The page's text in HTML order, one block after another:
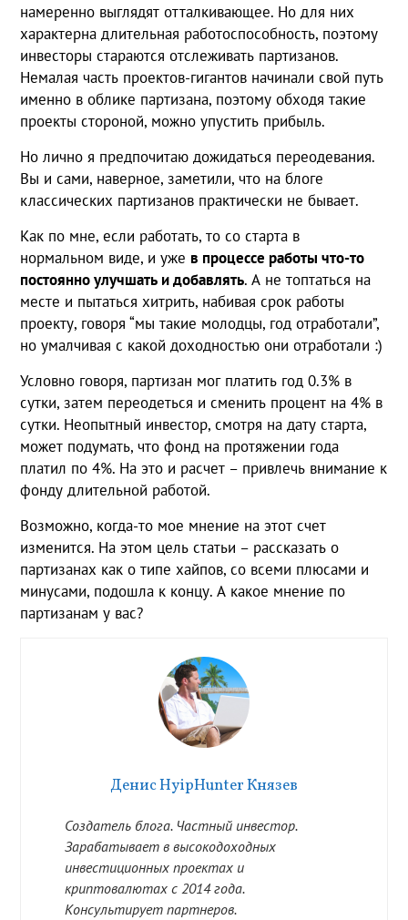
намеренно выглядят отталкивающее. Но для них
характерна длительная работоспособность, поэтому
инвесторы стараются отслеживать партизанов.
Немалая часть проектов-гигантов начинали свой путь
именно в облике партизана, поэтому обходя такие
проекты стороной, можно упустить прибыль.
Но лично я предпочитаю дожидаться переодевания.
Вы и сами, наверное, заметили, что на блоге
классических партизанов практически не бывает.
Как по мне, если работать, то со старта в
нормальном виде, и уже в процессе работы что-то
постоянно улучшать и добавлять. А не топтаться на
месте и пытаться хитрить, набивая срок работы
проекту, говоря “мы такие молодцы, год отработали”,
но умалчивая с какой доходностью они отработали :)
Условно говоря, партизан мог платить год 0.3% в
сутки, затем переодеться и сменить процент на 4% в
сутки. Неопытный инвестор, смотря на дату старта,
может подумать, что фонд на протяжении года
платил по 4%. На это и расчет – привлечь внимание к
фонду длительной работой.
Возможно, когда-то мое мнение на этот счет
изменится. На этом цель статьи – рассказать о
партизанах как о типе хайпов, со всеми плюсами и
минусами, подошла к концу. А какое мнение по
партизанам у вас?
Денис HyipHunter Князев
Создатель блога. Частный инвестор.
Зарабатывает в высокодоходных
инвестиционных проектах и
криптовалютах с 2014 года.
Консультирует партнеров.